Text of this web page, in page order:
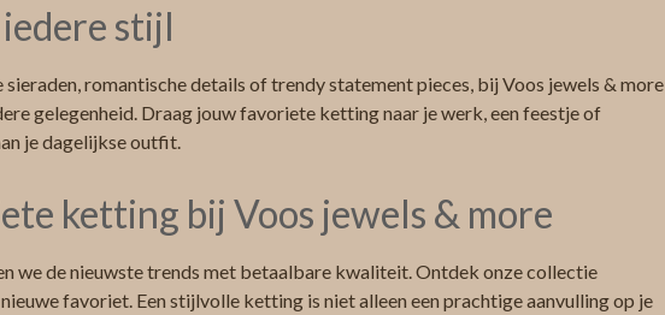
stijl
romantische details of trendy statement pieces, bij Voos jewels & more
gelegenheid. Draag jouw favoriete ketting naar je werk, een feestje of
je dagelijkse outfit.
ketting bij Voos jewels & more
we de nieuwste trends met betaalbare kwaliteit. Ontdek onze collectie
favoriet. Een stijlvolle ketting is niet alleen een prachtige aanvulling op je